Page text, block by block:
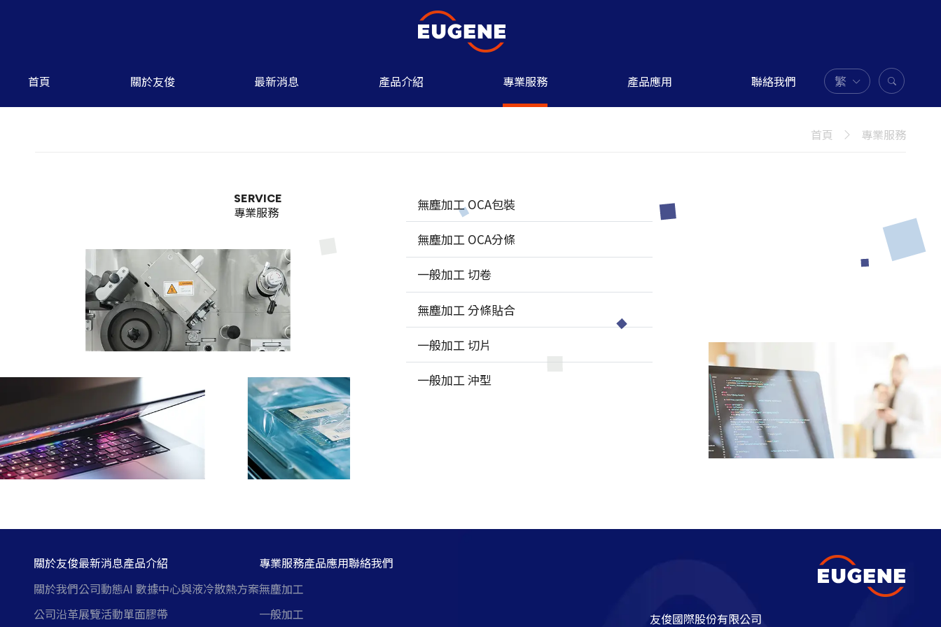
首頁 關於友俊 最新消息 產品介紹 專業服務 產品應用 聯絡我們 繁
首頁 專業服務
SERVICE
專業服務 無塵加工 OCA包裝
無塵加工 OCA分條
一般加工 切卷
無塵加工 分條貼合
一般加工 切片
一般加工 沖型
關於友俊
關於我們
公司沿革
最新消息
公司動態
展覽活動
產品介紹
AI 數據中心與液冷散熱方案
單面膠帶
專業服務
無塵加工
一般加工
產品應用聯絡我們
友俊國際股份有限公司